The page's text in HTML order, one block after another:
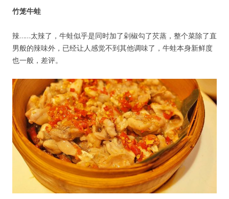
密码
忘记密码?
记住我的登录状态
没帐号？注册一个
竹笼牛蛙
辣……太辣了，牛蛙似乎是同时加了剁椒勾了芡蒸，整个菜除了直
男般的辣味外，已经让人感觉不到其他调味了，牛蛙本身新鲜度
也一般，差评。